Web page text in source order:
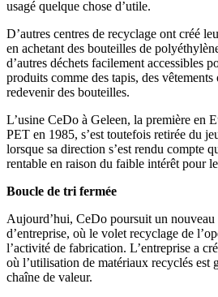
usagé quelque chose d’utile.
D’autres centres de recyclage ont créé
en achetant des bouteilles de
d’autres déchets facilement accessibles
produits comme des tapis, des
redevenir des bouteilles.
L’usine CeDo à Geleen, la première en
PET en 1985, s’est toutefois retirée du
lorsque sa direction s’est rendu compte
rentable en raison du faible intérêt pour
Boucle de tri fermée
Aujourd’hui, CeDo poursuit un nouveau
d’entreprise, où le volet recyclage de
l’activité de fabrication. L’entreprise a
où l’utilisation de matériaux recyclés est
chaîne de valeur.